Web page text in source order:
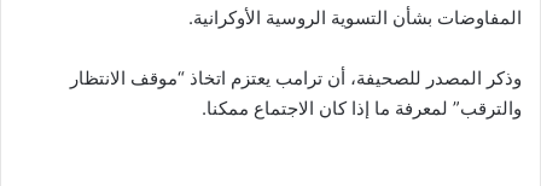
المفاوضات بشأن التسوية الروسية الأوكرانية.
وذكر المصدر للصحيفة، أن ترامب يعتزم اتخاذ “موقف الانتظار
والترقب” لمعرفة ما إذا كان الاجتماع ممكنا.